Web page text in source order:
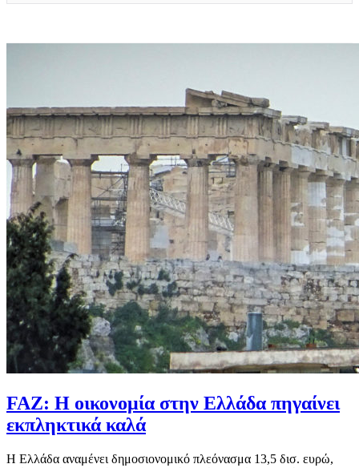
FAZ: Η οικονομία στην Ελλάδα πηγαίνει
εκπληκτικά καλά
Η Ελλάδα αναμένει δημοσιονομικό πλεόνασμα 13,5 δισ. ευρώ,